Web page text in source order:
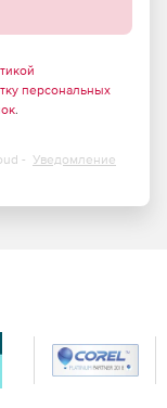
персональных
.
- Уведомление